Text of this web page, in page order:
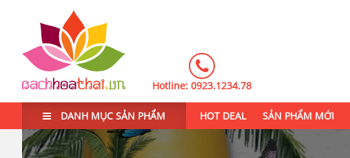
Hotline: 0923.1234.78
DANH MỤC SẢN PHẨM HOT DEAL SẢN PHẨM MỚI